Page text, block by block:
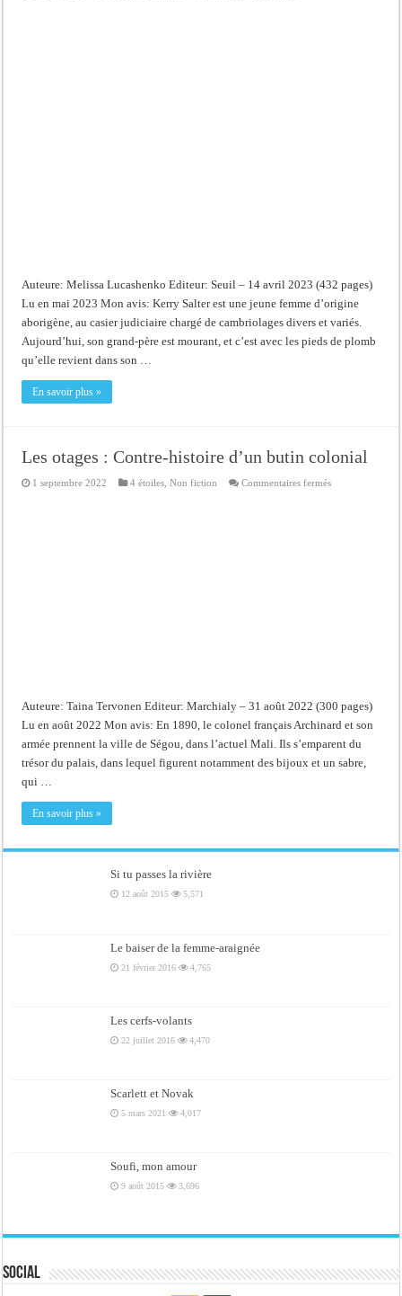
Auteure: Melissa Lucashenko Editeur: Seuil – 14 avril 2023 (432 pages)
Lu en mai 2023 Mon avis: Kerry Salter est une jeune femme d’origine
aborigène, au casier judiciaire chargé de cambriolages divers et variés.
Aujourd’hui, son grand-père est mourant, et c’est avec les pieds de plomb
qu’elle revient dans son …
En savoir plus »
Les otages : Contre-histoire d’un butin colonial
1 septembre 2022 4 étoiles ,Non fiction Commentaires ferméssur
Auteure: Taina Tervonen Editeur: Marchialy – 31 août 2022 (300 pages)
Lu en août 2022 Mon avis: En 1890, le colonel français Archinard et son
armée prennent la ville de Ségou, dans l’actuel Mali. Ils s’emparent du
trésor du palais, dans lequel figurent notamment des bijoux et un sabre,
qui …
En savoir plus »
Si tu passes la rivière
12 août 2015 5,571
Le baiser de la femme-araignée
21 février 2016 4,765
Les cerfs-volants
22 juillet 2016 4,470
Scarlett et Novak
5 mars 2021 4,017
Soufi, mon amour
9 août 2015 3,696
Social